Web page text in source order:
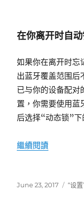
在你离开时自
如果你在离开时忘
出蓝牙覆盖范围
已与你的设备配对
置，你需要使用蓝
后选择“动态锁”下
繼續閱讀“如何使
發
June 23, 2017
標
“设置